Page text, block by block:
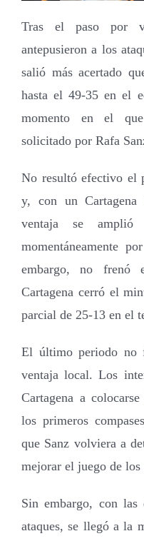
Tras el paso por
antepusieron a los
salió más acertado
hasta el 49-35 en el
momento en el
solicitado por Rafa
No resultó efectivo el
y, con un
ventaja se
momentáneamente
embargo, no frenó
Cartagena cerró el
parcial de 25-13 en el
El último periodo no
ventaja local. Los
Cartagena a
los primeros
que Sanz volviera a
mejorar el juego de los
Sin embargo, con las
ataques, se llegó a la